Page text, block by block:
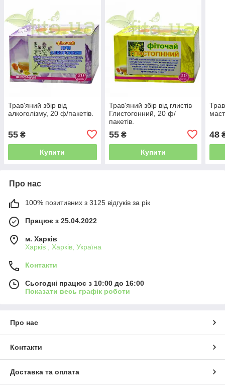
Трав'яний збір від
алкоголізму, 20 ф/пакетів.
55 ₴
Купити
Трав'яний збір від глистів
Глистогонний, 20 ф/
пакетів.
55₴
Купити
48
Про нас
100% позитивних з 3125 відгуків за рік
Працює з 25.04.2022
м. Харків
Харків , Харків, Україна
Контакти
Сьогодні працює з 10:00 до 16:00
Показати весь графік роботи
Про нас
Контакти
Доставка та оплата